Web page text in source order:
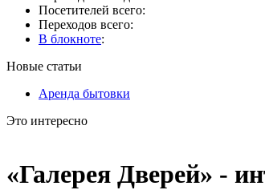
Посетителей всего:
Переходов всего:
В блокноте:
Новые статьи
Аренда бытовки
Это интересно
«Галерея Дверей» -